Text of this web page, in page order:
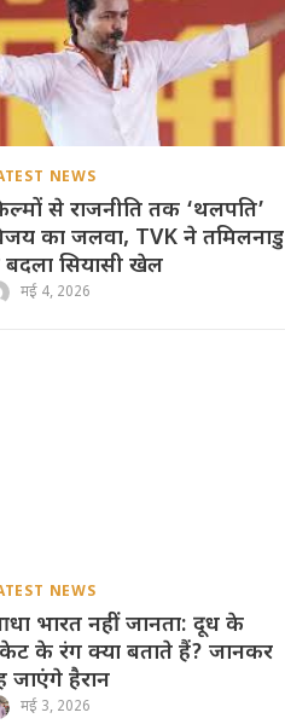
NEWS
से राजनीति तक ‘थलपति’
का जलवा, TVK ने तमिलनाडु
सियासी खेल
मई 4, 2026
NEWS
भारत नहीं जानता: दूध के
के रंग क्या बताते हैं? जानकर
जाएंगे हैरान
मई 3, 2026